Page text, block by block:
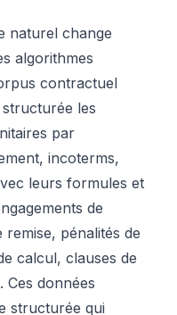
naturel change
algorithmes
contractuel
les
par
incoterms,
leurs formules et
de
pénalités de
calcul, clauses de
Ces données
structurée qui